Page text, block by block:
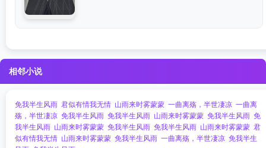
相邻小说
免我半生风雨 君似有情我无情 山雨来时雾蒙蒙 一曲离殇，半世凄凉 一曲离
殇，半世凄凉 免我半生风雨 免我半生风雨 山雨来时雾蒙蒙 免我半生风雨 免
我半生风雨 山雨来时雾蒙蒙 免我半生风雨 免我半生风雨 山雨来时雾蒙蒙 君
似有情我无情 山雨来时雾蒙蒙 免我半生风雨 一曲离殇，半世凄凉 免我半生